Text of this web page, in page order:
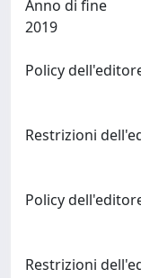
Anno di fine
Policy
Restrizioni
Policy
Restrizioni